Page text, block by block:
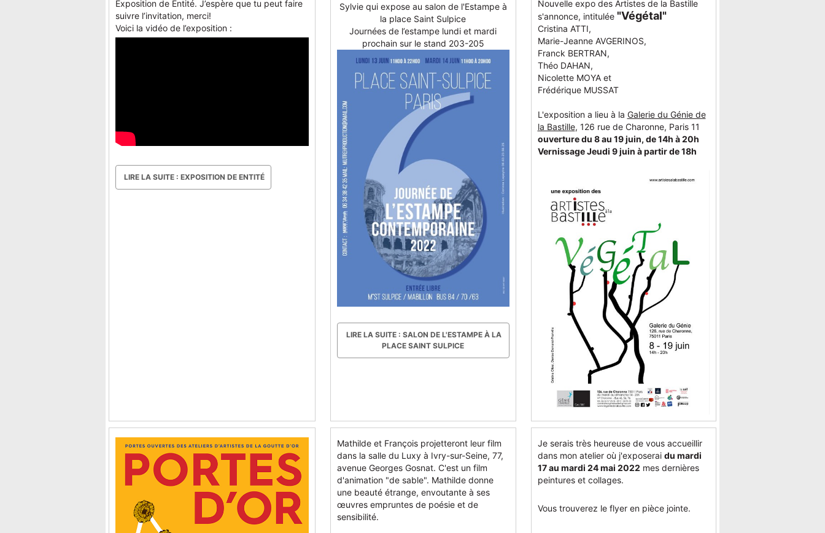
Exposition de Entité. J’espère que tu peut faire
suivre l’invitation, merci!
Voici la vidéo de l’exposition :
LIRE LA SUITE : EXPOSITION DE ENTITÉ
Sylvie qui expose au salon de l'Estampe à
la place Saint Sulpice
Journées de l’estampe lundi et mardi
prochain sur le stand 203-205
LIRE LA SUITE : SALON DE L'ESTAMPE À LA
PLACE SAINT SULPICE
Nouvelle expo des Artistes de la Bastille
s'annonce, intitulée "Végétal"
Cristina ATTI,
Marie-Jeanne AVGERINOS,
Franck BERTRAN,
Théo DAHAN,
Nicolette MOYA et
Frédérique MUSSAT
L'exposition a lieu à la Galerie du Génie de
la Bastille, 126 rue de Charonne, Paris 11
ouverture du 8 au 19 juin, de 14h à 20h
Vernissage Jeudi 9 juin à partir de 18h
Mathilde et François projetteront leur film
dans la salle du Luxy à Ivry-sur-Seine, 77,
avenue Georges Gosnat. C'est un film
d'animation "de sable". Mathilde donne
une beauté étrange, envoutante à ses
œuvres empruntes de poésie et de
sensibilité.
Je serais très heureuse de vous accueillir
dans mon atelier où j'exposerai du mardi
17 au mardi 24 mai 2022 mes dernières
peintures et collages.
Vous trouverez le flyer en pièce jointe.